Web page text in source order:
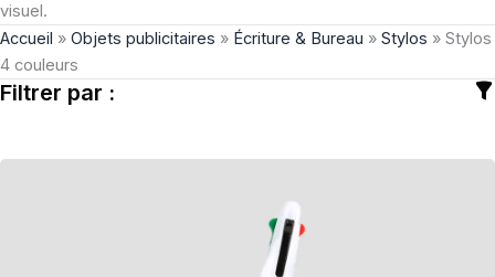
visuel.
Accueil » Objets publicitaires » Écriture & Bureau » Stylos » Stylos
4 couleurs
Filtrer par :